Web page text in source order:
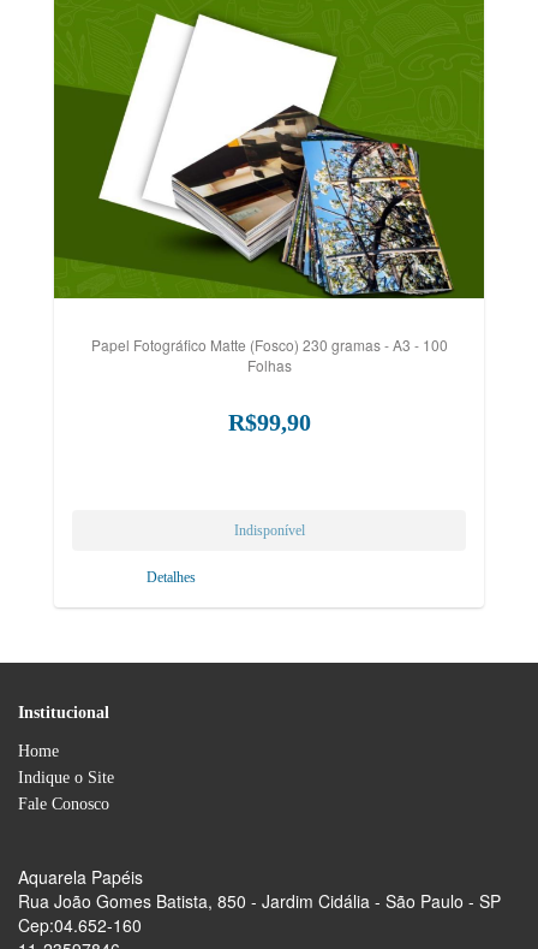
Papel Fotográfico Matte (Fosco) 230 gramas - A3 - 100
Folhas
R$99,90
Detalhes
Institucional
Home
Indique o Site
Fale Conosco
Aquarela Papéis
Rua João Gomes Batista, 850 - Jardim Cidália - São Paulo - SP
Cep:04.652-160